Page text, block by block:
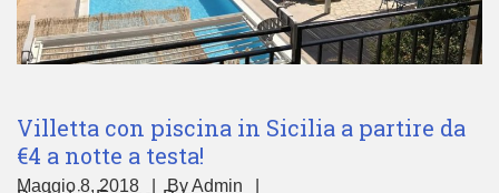
Villetta con piscina in Sicilia a partire da
€4 a notte a testa!
Maggio 8, 2018 ByAdmin